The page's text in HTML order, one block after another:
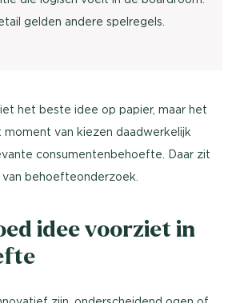
gelden andere spelregels.
het beste idee op papier, maar het
van kiezen daadwerkelijk
consumentenbehoefte. Daar zit
behoefteonderzoek.
idee voorziet in